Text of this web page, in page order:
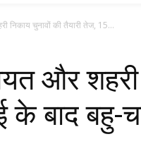
निकाय चुनावों की तैयारी तेज, 15...
और शहरी
के बाद बहु-